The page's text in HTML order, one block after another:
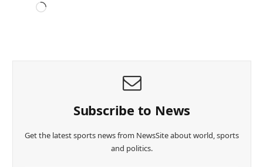
L
Subscribe to News
Get the latest sports news from NewsSite about world, sports
and politics.